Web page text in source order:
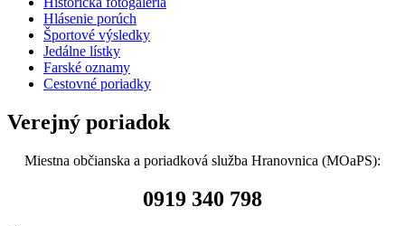
Hlásenie porúch
Športové výsledky
Jedálne lístky
Farské oznamy
Cestovné poriadky
Verejný poriadok
Miestna občianska a poriadková služba Hranovnica (MOaPS):
0919 340 798